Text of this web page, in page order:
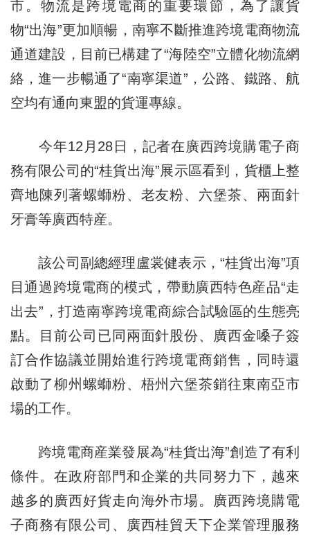
市。物流是跨境電商的重要環節，為了讓貨
物“出海”更加順暢，南寧不斷推進跨境電商物流
通道建設，目前已構建了“海陸空”立體化物流網
絡，進一步暢通了“南寧渠道”，公路、鐵路、航
空均有通向東盟的貨運專線。
今年12月28日，記者在廣西跨境購電子商
務有限公司的“桂貨出海”展示區看到，貨櫃上整
齊地陳列著螺螄粉、老友粉、六堡茶、兩面針
牙膏等廣西特産。
該公司副總經理盧裳健表示，“桂貨出海”項
目通過跨境電商的模式，帶動廣西特色産品“走
出去”，打造南寧跨境電商綜合試驗區的生態亮
點。目前公司已同兩面針股份、廣西金嗓子簽
訂合作協議並開始進行跨境電商銷售，同時還
啟動了柳州螺螄粉、梧州六堡茶銷往東南亞市
場的工作。
跨境電商産業發展為“桂貨出海”創造了有利
條件。在政府部門和企業的共同努力下，越來
越多的廣西好貨走向海外市場。廣西跨境購電
子商務有限公司、廣西桂貿天下企業管理服務